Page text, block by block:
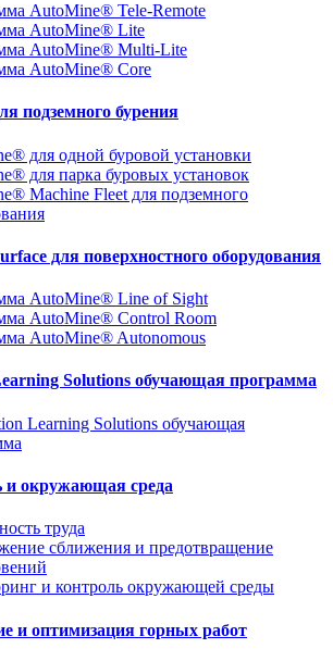
AutoMine® Tele-Remote
AutoMine® Lite
AutoMine® Multi-Lite
AutoMine® Core
подземного бурения
для одной буровой установки
для парка буровых установок
Machine Fleet для подземного
для поверхностного оборудования
AutoMine® Line of Sight
AutoMine® Control Room
AutoMine® Autonomous
Solutions обучающая программа
Learning Solutions обучающая
и окружающая среда
труда
сближения и предотвращение
и контроль окружающей среды
и оптимизация горных работ